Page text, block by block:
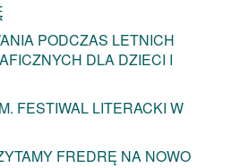
PODCZAS LETNICH
DLA DZIECI I
FESTIWAL LITERACKI W
FREDRĘ NA NOWO